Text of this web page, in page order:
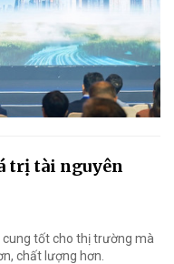
trị tài nguyên
tốt cho thị trường mà
chất lượng hơn.